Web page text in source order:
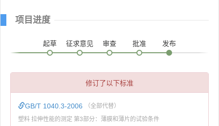
项目进度
起草 征求意见 审查 批准 发布
修订了以下标准
GB/T 1040.3-2006 （全部代替）
塑料 拉伸性能的测定 第3部分：薄膜和薄片的试验条件